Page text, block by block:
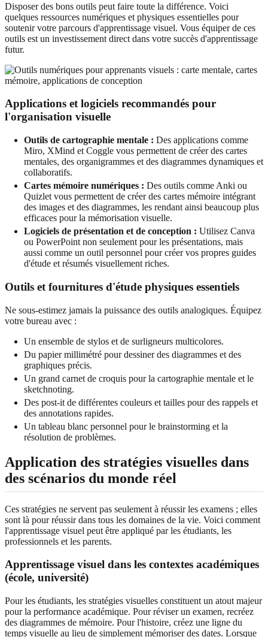
Disposer des bons outils peut faire toute la différence. Voici
quelques ressources numériques et physiques essentielles pour
soutenir votre parcours d'apprentissage visuel. Vous équiper de ces
outils est un investissement direct dans votre succès d'apprentissage
futur.
Applications et logiciels recommandés pour
l'organisation visuelle
Outils de cartographie mentale : Des applications comme
Miro, XMind et Coggle vous permettent de créer des cartes
mentales, des organigrammes et des diagrammes dynamiques et
collaboratifs.
Cartes mémoire numériques : Des outils comme Anki ou
Quizlet vous permettent de créer des cartes mémoire intégrant
des images et des diagrammes, les rendant ainsi beaucoup plus
efficaces pour la mémorisation visuelle.
Logiciels de présentation et de conception : Utilisez Canva
ou PowerPoint non seulement pour les présentations, mais
aussi comme un outil personnel pour créer vos propres guides
d'étude et résumés visuellement riches.
Outils et fournitures d'étude physiques essentiels
Ne sous-estimez jamais la puissance des outils analogiques. Équipez
votre bureau avec :
Un ensemble de stylos et de surligneurs multicolores.
Du papier millimétré pour dessiner des diagrammes et des
graphiques précis.
Un grand carnet de croquis pour la cartographie mentale et le
sketchnoting.
Des post-it de différentes couleurs et tailles pour des rappels et
des annotations rapides.
Un tableau blanc personnel pour le brainstorming et la
résolution de problèmes.
Application des stratégies visuelles dans
des scénarios du monde réel
Ces stratégies ne servent pas seulement à réussir les examens ; elles
sont là pour réussir dans tous les domaines de la vie. Voici comment
l'apprentissage visuel peut être appliqué par les étudiants, les
professionnels et les parents.
Apprentissage visuel dans les contextes académiques
(école, université)
Pour les étudiants, les stratégies visuelles constituent un atout majeur
pour la performance académique. Pour réviser un examen, recréez
des diagrammes de mémoire. Pour l'histoire, créez une ligne du
temps visuelle au lieu de simplement mémoriser des dates. Lorsque